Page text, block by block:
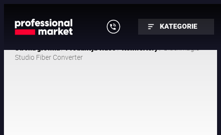
KATEGORIE
/ /
/ Blackmagic
Studio Fiber Converter